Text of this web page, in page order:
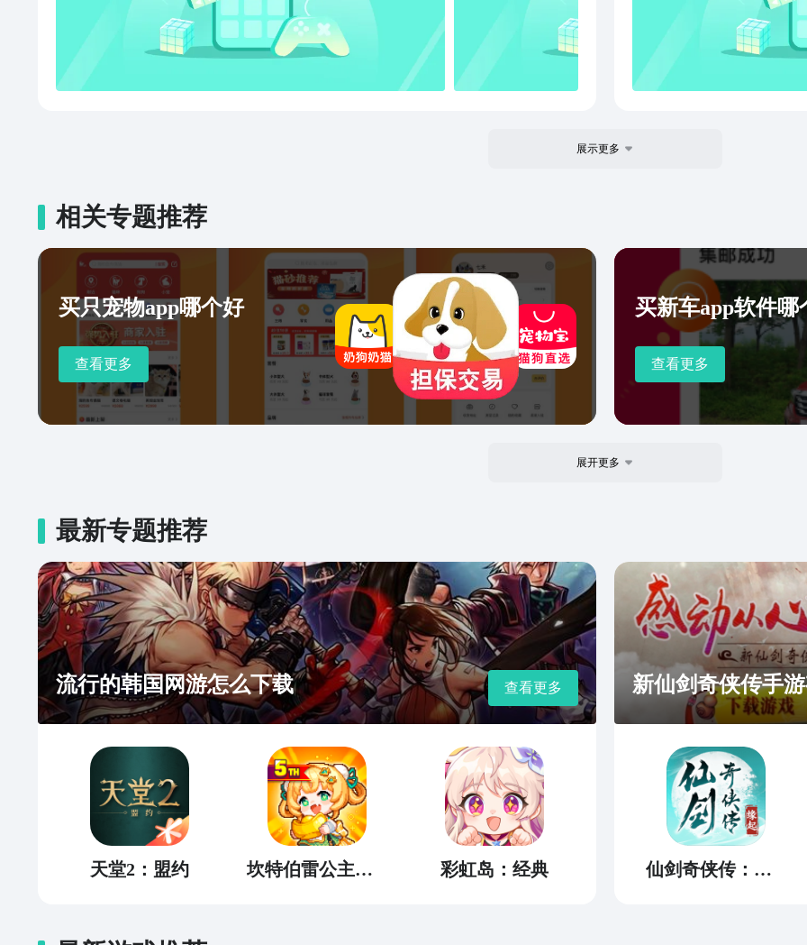
更好、让骑手更有保障的负责任的品质外卖平台。2、订酒
店，上京东京东酒店，又好又便宜。首住特惠最高立减130
元。3. 重磅新品，抢先体验京东新品，频道每日上新，汇聚
更新更潮的大牌尖货，更有天天1元抽重磅新品。4. PLUS会
化更好的购物流程和体验；可通过以下方式联系我们：京东
客服热线：950618
服-
展示更多
相关专题推荐
买只宠物app哪个好
查看更多
买新车app软件哪
查看更多
展开更多
最新专题推荐
流行的韩国网游怎么下载 查看更多
天堂2：盟约 坎特伯雷公主与骑士唤醒冠军之剑的奇幻冒险 彩虹岛：经典
新仙剑奇侠传手
仙剑奇侠传：缘起